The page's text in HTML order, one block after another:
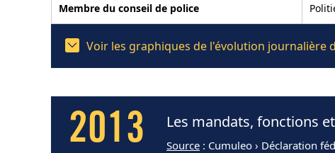
Membre du conseil de police
Voir les graphiques de l'évolution journalière
2013 Les mandats, fonctions
Source : Cumuleo › Déclaration